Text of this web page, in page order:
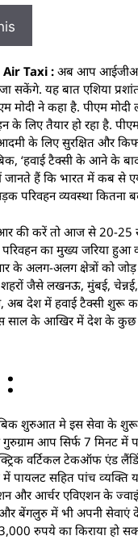
Air Taxi : अब आप आईजीआई
यह बात एशिया प्रशांत
मोदी ने कहा है. पीएम
के लिए तैयार हो रहा है.
के लिए सुरक्षित और
‘हवाई टैक्सी के आने के
में जानते हैं कि भारत में कब से
परिवहन व्यवस्था कितना
की करें तो आज से 20-25
का मुख्य जरिया हुआ
अलग-अलग क्षेत्रों को जोड़
जैसे लखनऊ, मुंबई,
अब देश में हवाई टैक्सी शुरू
साल के आखिर में देश के कुछ
शुरुआत मे इस सेवा के
आप सिर्फ 7 मिनट
वर्टिकल टेकऑफ एंड
में पायलट सहित पांच व्‍यक्ति
और आर्चर एविएशन के
बेंगलुरु में भी अपनी सेवाएं
रुपये का किराया हो